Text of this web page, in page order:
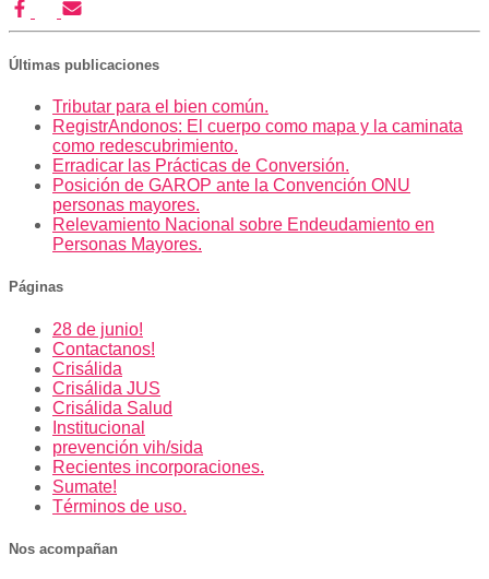
Últimas publicaciones
Tributar para el bien común.
RegistrAndonos: El cuerpo como mapa y la caminata
como redescubrimiento.
Erradicar las Prácticas de Conversión.
Posición de GAROP ante la Convención ONU
personas mayores.
Relevamiento Nacional sobre Endeudamiento en
Personas Mayores.
Páginas
28 de junio!
Contactanos!
Crisálida
Crisálida JUS
Crisálida Salud
Institucional
prevención vih/sida
Recientes incorporaciones.
Sumate!
Términos de uso.
Nos acompañan